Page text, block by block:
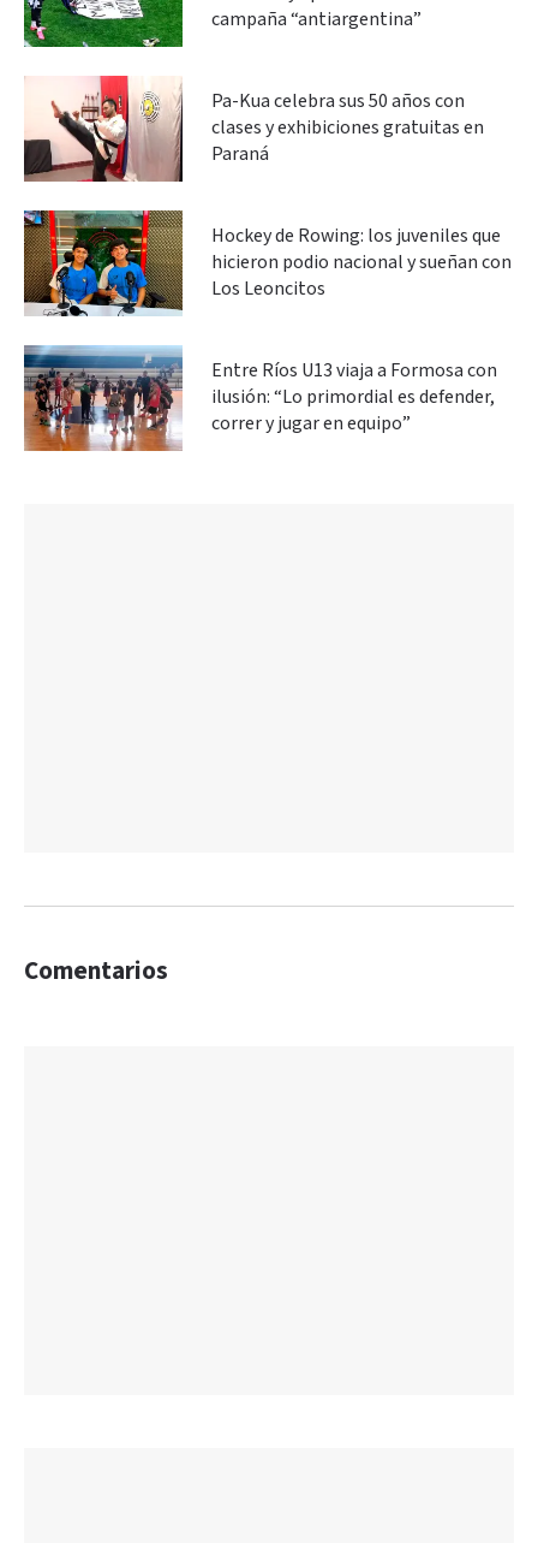
campaña “antiargentina”
Pa-Kua celebra sus 50 años con
clases y exhibiciones gratuitas en
Paraná
Hockey de Rowing: los juveniles que
hicieron podio nacional y sueñan con
Los Leoncitos
Entre Ríos U13 viaja a Formosa con
ilusión: “Lo primordial es defender,
correr y jugar en equipo”
Comentarios